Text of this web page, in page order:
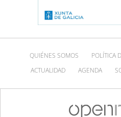
QUIÉNES SOMOS POLÍTICA
ACTUALIDAD
AGENDA